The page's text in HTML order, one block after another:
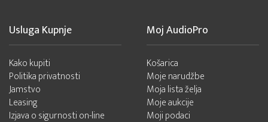
Usluga Kupnje
Kako kupiti
Politika privatnosti
Jamstvo
Leasing
Izjava o sigurnosti on-line
Moj AudioPro
Košarica
Moje narudžbe
Moja lista želja
Moje aukcije
Moji podaci